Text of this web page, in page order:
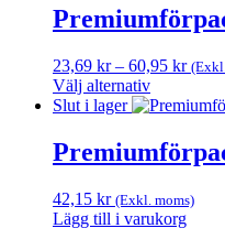
produkten
har
varianter.
De
olika
kan
väljas
på
produktsidan
23,69 kr – 60,95 kr
till
Välj alternativ
Den
produkten
har
varianter.
De
Slut i lager
42,15 kr (Exkl. moms)
Lägg till i varukorg